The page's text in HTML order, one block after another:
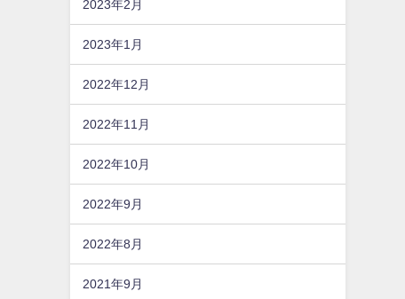
2023年2月
2023年1月
2022年12月
2022年11月
2022年10月
2022年9月
2022年8月
2021年9月